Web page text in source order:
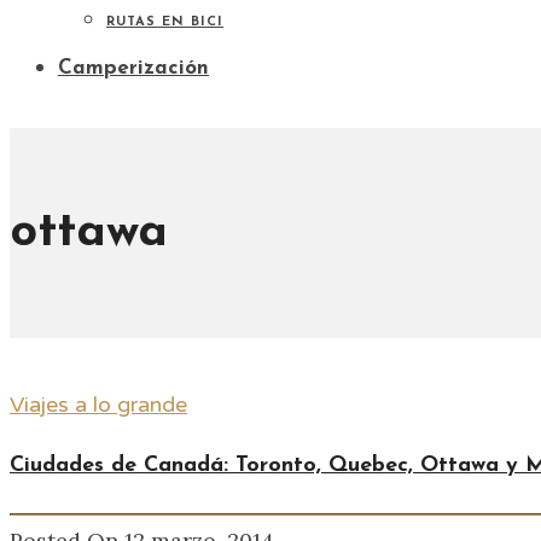
RUTAS EN BICI
Camperización
ottawa
Viajes a lo grande
Ciudades de Canadá: Toronto, Quebec, Ottawa y